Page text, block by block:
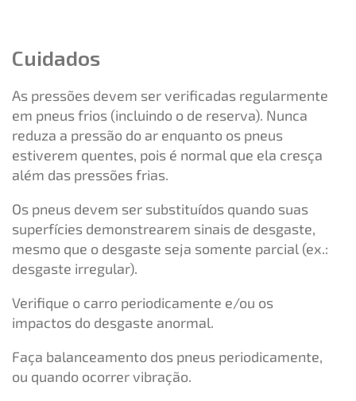
Cuidados
As pressões devem ser verificadas regularmente
em pneus frios (incluindo o de reserva). Nunca
reduza a pressão do ar enquanto os pneus
estiverem quentes, pois é normal que ela cresça
além das pressões frias.
Os pneus devem ser substituídos quando suas
superfícies demonstrearem sinais de desgaste,
mesmo que o desgaste seja somente parcial (ex.:
desgaste irregular).
Verifique o carro periodicamente e/ou os
impactos do desgaste anormal.
Faça balanceamento dos pneus periodicamente,
ou quando ocorrer vibração.